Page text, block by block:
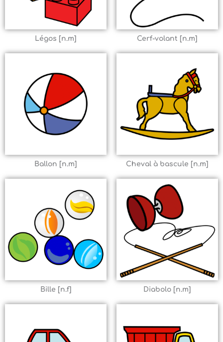
Légos [n.m] Cerf-volant [n.m]
Ballon [n.m] Cheval à bascule [n.m]
Bille [n.f] Diabolo [n.m]